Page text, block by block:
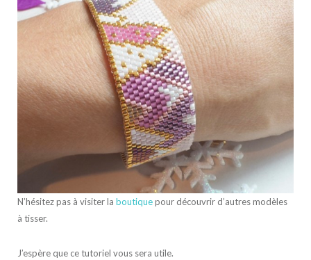
N’hésitez pas à visiter la boutiquepour découvrir d’autres modèles
à tisser.
J’espère que ce tutoriel vous sera utile.